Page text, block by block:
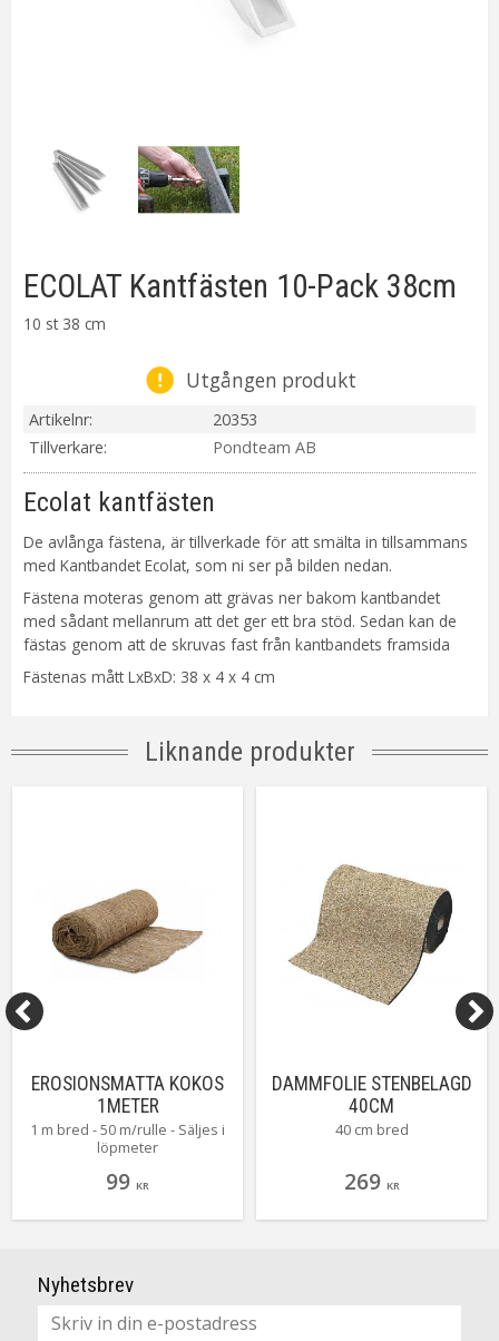
ECOLAT Kantfästen 10-Pack 38cm
10 st 38 cm
Utgången produkt
Artikelnr
20353
Tillverkare
Pondteam AB
Ecolat kantfästen
De avlånga fästena, är tillverkade för att smälta in tillsammans
med Kantbandet Ecolat, som ni ser på bilden nedan.
Fästena moteras genom att grävas ner bakom kantbandet
med sådant mellanrum att det ger ett bra stöd. Sedan kan de
fästas genom att de skruvas fast från kantbandets framsida
Fästenas mått LxBxD: 38 x 4 x 4 cm
Liknande produkter
EROSIONSMATTA KOKOS
1METER
1 m bred - 50 m/rulle - Säljes i
löpmeter
99 KR
DAMMFOLIE STENBELAGD
40CM
40 cm bred
269 KR
Nyhetsbrev